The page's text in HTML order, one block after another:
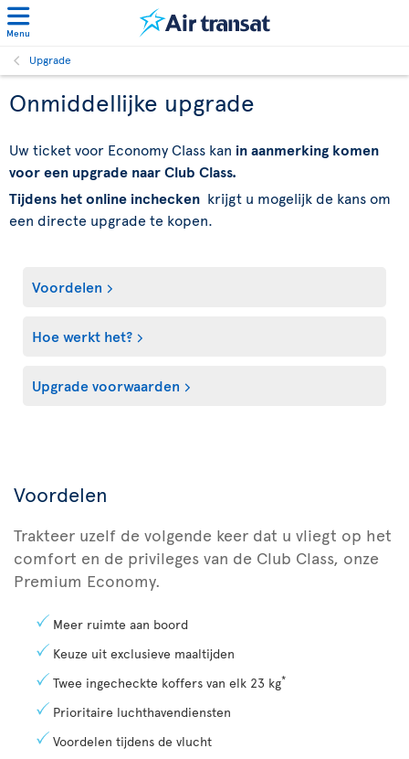
Menu
Upgrade
Onmiddellijke upgrade
Uw ticket voor Economy Class kan in aanmerking komen
voor een upgrade naar Club Class.
Tijdens het online inchecken krijgt u mogelijk de kans om
een directe upgrade te kopen.
Voordelen
Hoe werkt het?
Upgrade voorwaarden
Voordelen
Trakteer uzelf de volgende keer dat u vliegt op het
comfort en de privileges van de Club Class, onze
Premium Economy.
Meer ruimte aan boord
Keuze uit exclusieve maaltijden
Twee ingecheckte koffers van elk 23 kg*
Prioritaire luchthavendiensten
Voordelen tijdens de vlucht